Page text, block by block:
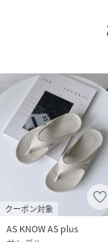
・商品到着後
性別タイプ
原産国
素材
サイズ
クーポン対象
AS KNOW AS plus